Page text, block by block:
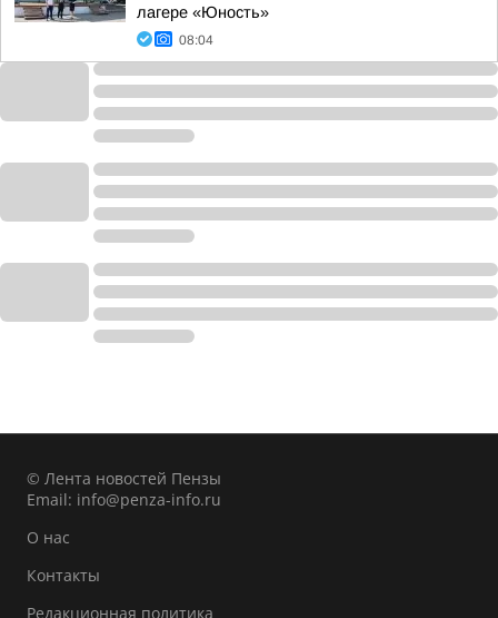
лагере «Юность»
08:04
© Лента новостей Пензы
Email: info@penza-info.ru
О нас
Контакты
Редакционная политика